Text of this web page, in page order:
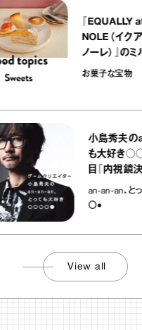
小島秀夫のan‐an‐an、と
も大好き○○○○⚫︎:第38
目『内視鏡決死圏』
an-an-an、とっても大好き〇
〇●
View all